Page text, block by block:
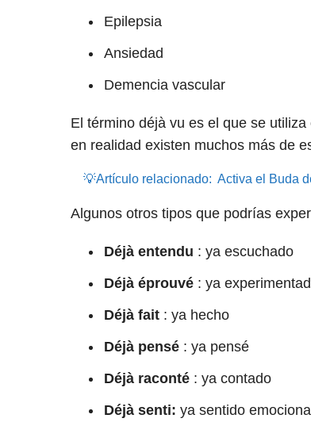
Epilepsia
Ansiedad
Demencia vascular
El término déjà vu es el que se
en realidad existen muchos más de
💡Artículo relacionado: Activa el Buda
Algunos otros tipos que podrías
Déjà entendu : ya escuchado
Déjà éprouvé: ya
Déjà fait: ya hecho
Déjà pensé: ya pensé
Déjà raconté: ya contado
Déjà senti: ya sentido